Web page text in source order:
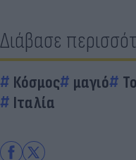
Διάβασε
Κόσμος μαγιό
Ιταλία